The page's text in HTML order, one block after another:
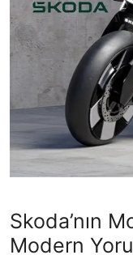
Skoda’nın
Modern